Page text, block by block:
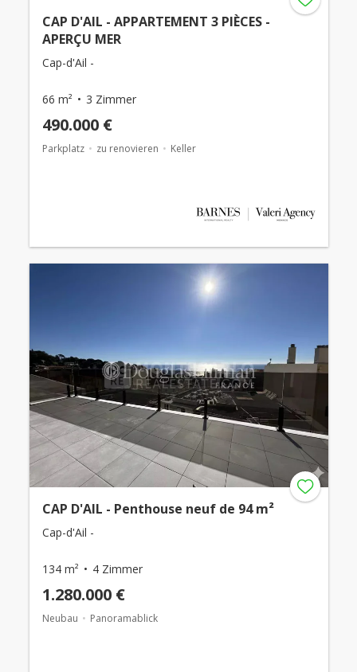
CAP D'AIL - APPARTEMENT 3 PIÈCES -
APERÇU MER
Cap-d'Ail -
66 m² 3 Zimmer
490.000 €
Parkplatz zu renovieren Keller
CAP D'AIL - Penthouse neuf de 94 m²
Cap-d'Ail -
134 m² 4 Zimmer
1.280.000 €
Neubau Panoramablick